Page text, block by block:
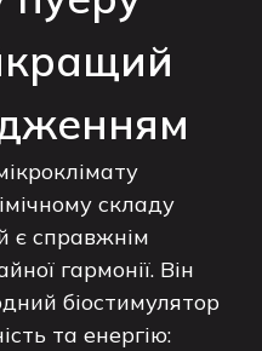
складу
є справжнім
гармонії. Він
біостимулятор
та енергію: